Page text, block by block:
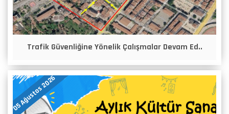
Trafik Güvenliğine Yönelik Çalışmalar Devam Ed..
05 Ağustos 2026